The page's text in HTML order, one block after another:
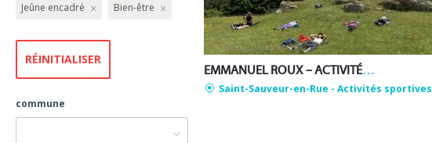
Jeûne encadré Bien-être
commune
EMMANUEL ROUX – ACTIVITÉS DE BIEN-ÊTRE ET DE PLEINE NATURE
Saint-Sauveur-en-Rue - Activités sportives